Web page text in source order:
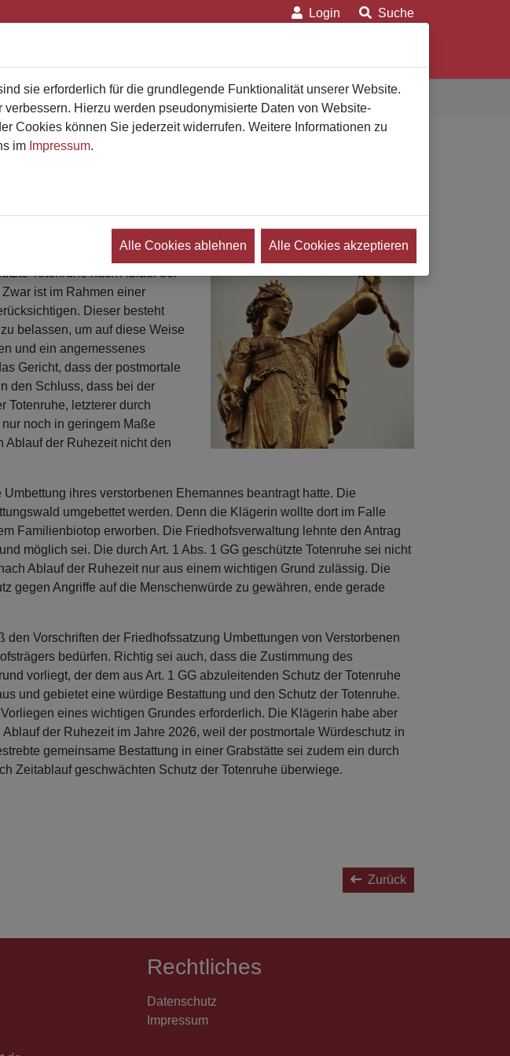
Login Suche
Maße schutzwürdig
Urteil klargestellt, dass die
Totenruhe nach Ablauf der
ist im Rahmen einer
Dieser besteht
belassen, um auf diese Weise
und ein angemessenes
Gericht, dass der postmortale
den Schluss, dass bei der
Totenruhe, letzterer durch
noch in geringem Maße
Ablauf der Ruhezeit nicht den
ihres verstorbenen Ehemannes beantragt hatte. Die
umgebettet werden. Denn die Klägerin wollte dort im Falle
Familienbiotop erworben. Die Friedhofsverwaltung lehnte den Antrag
möglich sei. Die durch Art. 1 Abs. 1 GG geschützte Totenruhe sei nicht
Ablauf der Ruhezeit nur aus einem wichtigen Grund zulässig. Die
gegen Angriffe auf die Menschenwürde zu gewähren, ende gerade
Vorschriften der Friedhofssatzung Umbettungen von Verstorbenen
bedürfen. Richtig sei auch, dass die Zustimmung des
vorliegt, der dem aus Art. 1 GG abzuleitenden Schutz der Totenruhe
und gebietet eine würdige Bestattung und den Schutz der Totenruhe.
eines wichtigen Grundes erforderlich. Die Klägerin habe aber
der Ruhezeit im Jahre 2026, weil der postmortale Würdeschutz in
gemeinsame Bestattung in einer Grabstätte sei zudem ein durch
Zeitablauf geschwächten Schutz der Totenruhe überwiege.
Zurück
Rechtliches
Datenschutz
Impressum
sie erforderlich für die grundlegende Funktionalität unserer Website.
Hierzu werden pseudonymisierte Daten von Website-
Cookies können Sie jederzeit widerrufen. Weitere Informationen zu
im Impressum.
Alle Cookies ablehnen Alle Cookies akzeptieren